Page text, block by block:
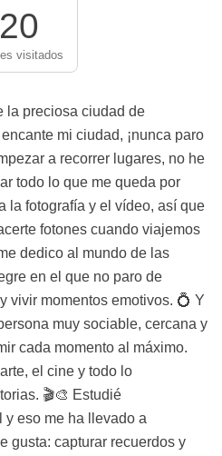
20
visitados
la preciosa ciudad de
mi ciudad, ¡nunca paro
a recorrer lugares, no he
todo lo que me queda por
la fotografía y el vídeo, así que
fotones cuando viajemos
dedico al mundo de las
en el que no paro de
vivir momentos emotivos. 💍 Y
muy sociable, cercana y
cada momento al máximo.
el cine y todo lo
🎬🎨 Estudié
eso me ha llevado a
gusta: capturar recuerdos y